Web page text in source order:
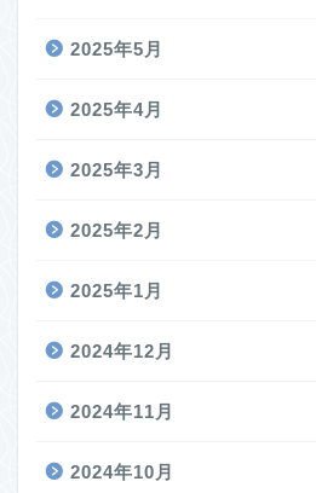
2025年5月
2025年4月
2025年3月
2025年2月
2025年1月
2024年12月
2024年11月
2024年10月